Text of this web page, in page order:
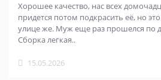
Хорошее качество, нас всех
придется потом подкрасить её, но
улице же. Муж еще раз прошелся по
Сборка легкая..
15.05.2026